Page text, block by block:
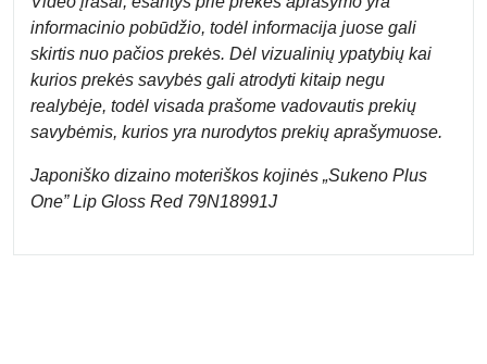
informacinio pobūdžio, todėl informacija juose gali
skirtis nuo pačios prekės. Dėl vizualinių ypatybių kai
kurios prekės savybės gali atrodyti kitaip negu
realybėje, todėl visada prašome vadovautis prekių
savybėmis, kurios yra nurodytos prekių aprašymuose.
Japoniško dizaino moteriškos kojinės „Sukeno Plus
One” Lip Gloss Red 79N18991J